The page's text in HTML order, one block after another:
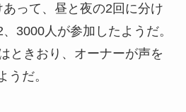
って、昼と夜の2回に分け
3000人が参加したようだ。
ときおり、オーナーが声を
うだ。